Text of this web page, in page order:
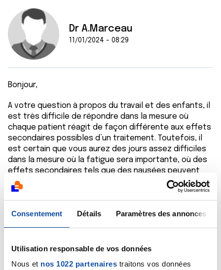
Consentement Détails Paramètres des annonces
Utilisation responsable de vos données
Nous et nos 1022 partenaires traitons vos données
Dr A.Marceau
11/01/2024 - 08:29
Bonjour,
A votre question à propos du travail et des enfants, il
est très difficile de répondre dans la mesure où
chaque patient réagit de façon différente aux effets
secondaires possibles d’un traitement. Toutefois, il
est certain que vous aurez des jours assez difficiles
dans la mesure où la fatigue sera importante, où des
effets secondaires tels que des nausées peuvent
être pénibles à vivre même s’il existe des
médicaments efficaces pour les atténuer. Il est donc
prudent de prévoir une aide à domicile à solliciter en
fonction de vos besoins et de pouvoir vous